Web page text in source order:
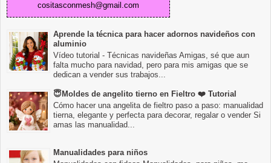
cositasconmesh@gmail.com
Aprende la técnica para hacer adornos navideños con
aluminio
Vídeo tutorial - Técnicas navideñas Amigas, sé que aun
falta mucho para navidad, pero para mis amigas que se
dedican a vender sus trabajos...
😇Moldes de angelito tierno en Fieltro ❤️ Tutorial
Cómo hacer una angelita de fieltro paso a paso: manualidad
tierna, elegante y perfecta para decorar, regalar o vender Si
amas las manualidad...
Manualidades para niños